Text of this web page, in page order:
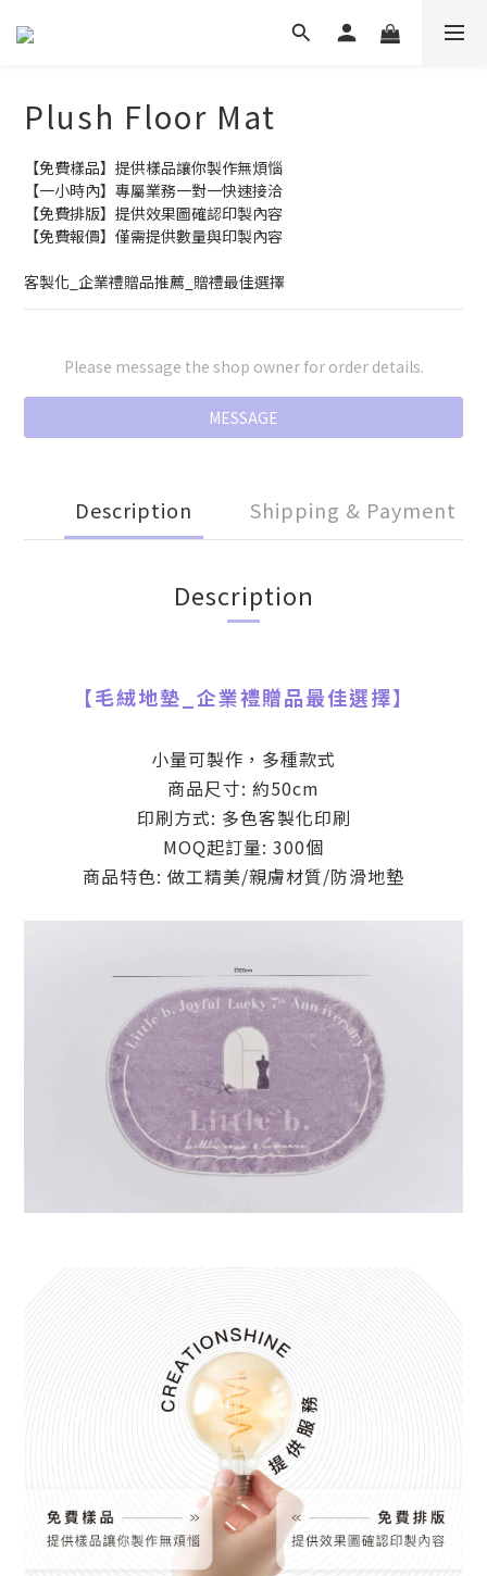
Plush Floor Mat
【免費樣品】提供樣品讓你製作無煩惱
【一小時內】專屬業務一對一快速接洽
【免費排版】提供效果圖確認印製內容
【免費報價】僅需提供數量與印製內容
客製化_企業禮贈品推薦_贈禮最佳選擇
Please message the shop owner for order details.
MESSAGE
Description Shipping & Payment
Description
【毛絨地墊 企業禮贈品最佳選擇】
小量可製作，多種款式
商品尺寸: 約50cm
印刷方式: 多色客製化印刷
MOQ起訂量: 300個
商品特色: 做工精美/親膚材質/防滑地墊